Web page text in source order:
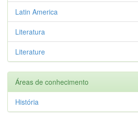
Latin America
Literatura
Literature
Áreas de conhecimento
História